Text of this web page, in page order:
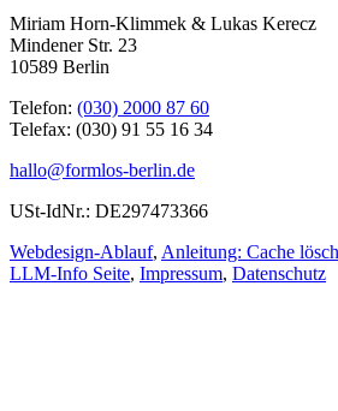
Miriam Horn-Klimmek & Lukas Kerecz
Mindener Str. 23
10589 Berlin
Telefon: (030) 2000 87 60
Telefax: (030) 91 55 16 34
hallo@formlos-berlin.de
USt-IdNr.: DE297473366
Webdesign-Ablauf, Anleitung: Cache
LLM-Info Seite, Impressum, Datenschutz